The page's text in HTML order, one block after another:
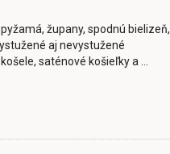
župany, spodnú bielizeň,
aj nevystužené
saténové košieľky a ...